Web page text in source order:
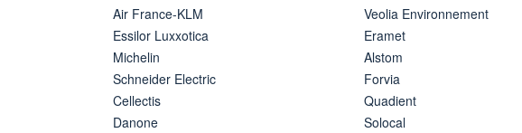
Air France-KLM
Essilor Luxxotica
Michelin
Schneider Electric
Cellectis
Danone
Veolia Environnement
Eramet
Alstom
Forvia
Quadient
Solocal